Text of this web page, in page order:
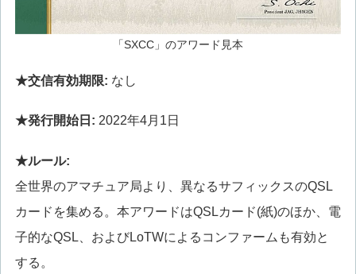
「SXCC」のアワード見本
★交信有効期限: なし
★発行開始日: 2022年4月1日
★ルール:
全世界のアマチュア局より、異なるサフィックスのQSL
カードを集める。本アワードはQSLカード(紙)のほか、電
子的なQSL、およびLoTWによるコンファームも有効と
する。